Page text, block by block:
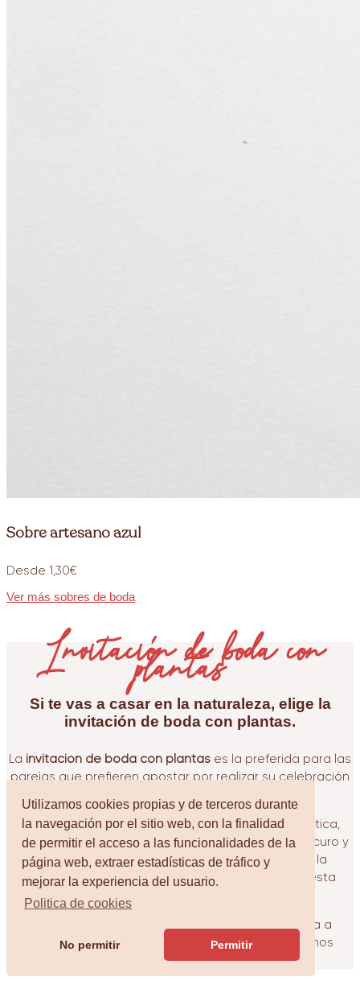
Utilizamos cookies propias y de terceros durante
la navegación por el sitio web, con la finalidad
de permitir el acceso a las funcionalidades de la
página web, extraer estadísticas de tráfico y
mejorar la experiencia del usuario.
Politica de cookies
No permitir Permitir
Sobre artesano azul
Desde 1,30€
Ver más sobres de boda
Invitación de boda con
plantas
Si te vas a casar en la naturaleza, elige la
invitación de boda con plantas.
La invitación de boda con plantas es la preferida para las
parejas que prefieren apostar por realizar su celebración
Ambientada en un bosque y con tipografía romántica,
esta ilustración contiene colores como el verde oscuro y
el azul, una gama de colores fríos que encaja a la
perfección con los eventos que tienen lugar en esta
y empieza a
diseñarla a tu gusto. Si necesitas ayuda, estaremos
encantados de aconsejarte.